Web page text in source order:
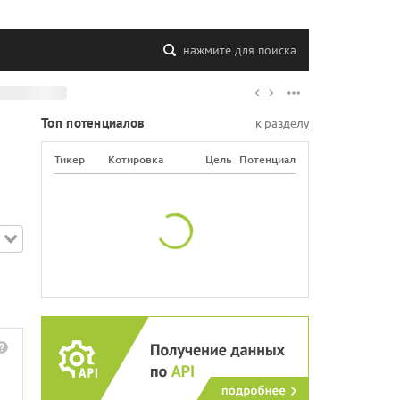
нажмите для поиска
Топ потенциалов к разделу
Тикер Котировка Цель Потенциал